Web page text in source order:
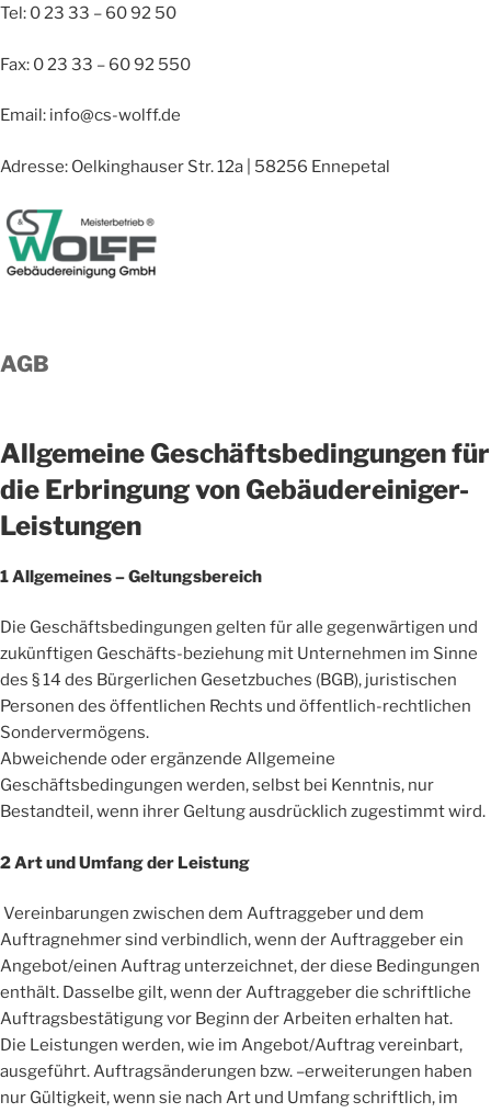
Tel: 0 23 33 – 60 92 50
Fax: 0 23 33 – 60 92 550
Email: info@cs-wolff.de
Adresse: Oelkinghauser Str. 12a | 58256 Ennepetal
AGB
Allgemeine Geschäftsbedingungenfür
die Erbringung von Gebäudereiniger-
Leistungen
1 Allgemeines – Geltungsbereich
Die Geschäftsbedingungen gelten für alle gegenwärtigen und
zukünftigen Geschäfts-beziehung mit Unternehmen im Sinne
des § 14 des Bürgerlichen Gesetzbuches (BGB), juristischen
Personen des öffentlichen Rechts und öffentlich-rechtlichen
Sondervermögens.
Abweichende oder ergänzende Allgemeine
Geschäftsbedingungen werden, selbst bei Kenntnis, nur
Bestandteil, wenn ihrer Geltung ausdrücklich zugestimmt wird.
2 Art und Umfang der Leistung
Vereinbarungen zwischen dem Auftraggeber und dem
Auftragnehmer sind verbindlich, wenn der Auftraggeber ein
Angebot/einen Auftrag unterzeichnet, der diese Bedingungen
enthält. Dasselbe gilt, wenn der Auftraggeber die schriftliche
Auftragsbestätigung vor Beginn der Arbeiten erhalten hat.
Die Leistungen werden, wie im Angebot/Auftrag vereinbart,
ausgeführt. Auftragsänderungen bzw. –erweiterungen haben
nur Gültigkeit, wenn sie nach Art und Umfang schriftlich, im